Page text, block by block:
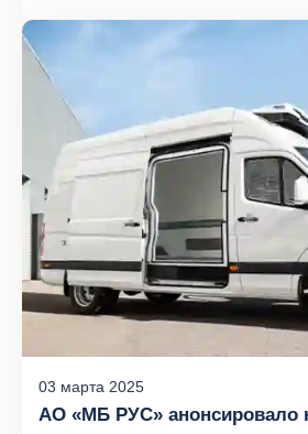
03 марта 2025
АО «МБ РУС» анонсировало